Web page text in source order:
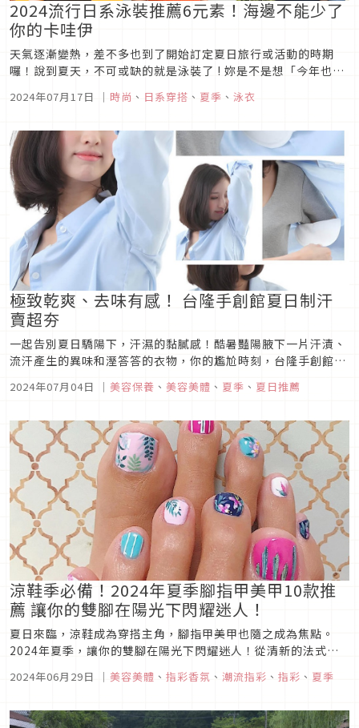
2024流行日系泳裝推薦6元素！海邊不能少了
你的卡哇伊
天氣逐漸變熱，差不多也到了開始訂定夏日旅行或活動的時期
囉！說到夏天，不可或缺的就是泳裝了 ! 妳是不是想「今年也穿
2024年，日系泳裝再次引領夏季潮流，讓你在海邊成為眾人目
足你的需求。下...
2024年07月17日 ｜ 時尚 、 日系穿搭 、 夏季 、 泳衣
極致乾爽、去味有感！ 台隆手創館夏日制汗
賣超夯
一起告別夏日驕陽下，汗濕的黏膩感！酷暑豔陽腋下一片汗漬、
流汗產生的異味和溼答答的衣物，你的尷尬時刻，台隆手創館通
濕潤保護肌膚並排出體內廢物！然而過度的汗水流失也該避免，
你的制汗好幫手！
2024年07月04日 ｜ 美容保養 、 美容美體 、 夏季 、 夏日推薦
涼鞋季必備！2024年夏季腳指甲美甲10款推
薦 讓你的雙腳在陽光下閃耀迷人！
夏日來臨，涼鞋成為穿搭主角，腳指甲美甲也隨之成為焦點。
2024年夏季，讓你的雙腳在陽光下閃耀迷人！從清新的法式設
時尚態度的延伸。無論是海灘度假還是城市漫步，我們精心挑選
索這些潮流款式，為你...
2024年06月29日 ｜ 美容美體 、 指彩香氛 、 潮流指彩 、 指彩 、 夏季